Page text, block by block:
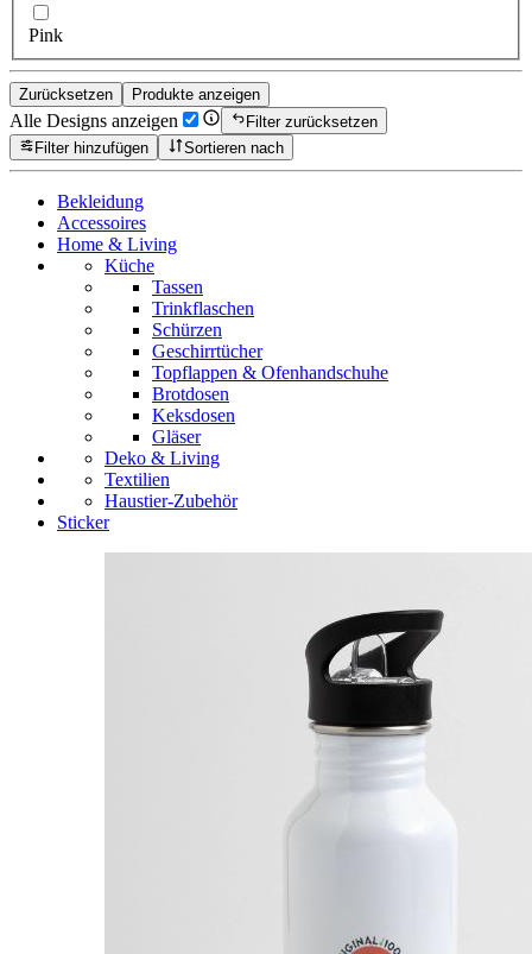
Pink
Zurücksetzen Produkte anzeigen
Alle Designs anzeigen
Filter zurücksetzen
Filter hinzufügen
Sortieren nach
Bekleidung
Accessoires
Home & Living
Küche
Tassen
Trinkflaschen
Schürzen
Geschirrtücher
Topflappen & Ofenhandschuhe
Brotdosen
Keksdosen
Gläser
Deko & Living
Textilien
Haustier-Zubehör
Sticker